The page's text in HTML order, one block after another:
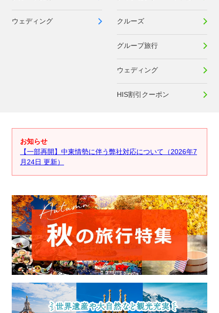
ウェディング クルーズ
グループ旅行
ウェディング
HIS割引クーポン
お知らせ
【一部再開】中東情勢に伴う弊社対応について（2026年7
月24日 更新）